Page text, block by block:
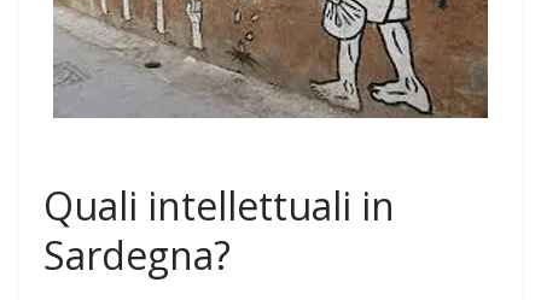
Quali intellettuali in
Sardegna?